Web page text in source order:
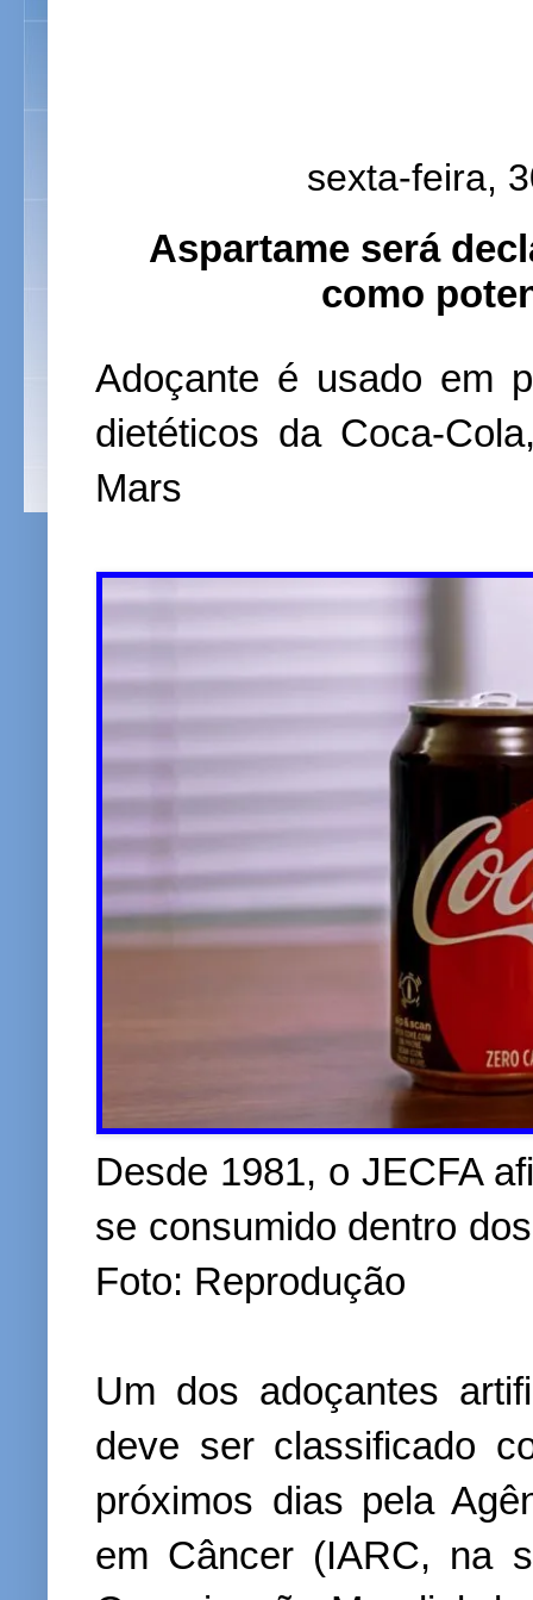
sexta-feira,
Aspartame será
como
Adoçante é usado em
dietéticos da Coca-
Mars
Desde 1981, o JECFA
se consumido dentro
Foto: Reprodução
Um dos adoçantes
deve ser classificado
próximos dias pela
em Câncer (IARC, na